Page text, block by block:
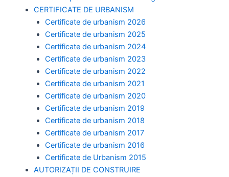
CERTIFICATE DE URBANISM
Certificate de urbanism 2026
Certificate de urbanism 2025
Certificate de urbanism 2024
Certificate de urbanism 2023
Certificate de urbanism 2022
Certificate de urbanism 2021
Certificate de urbanism 2020
Certificate de urbanism 2019
Certificate de urbanism 2018
Certificate de urbanism 2017
Certificate de urbanism 2016
Certificate de Urbanism 2015
AUTORIZAȚII DE CONSTRUIRE